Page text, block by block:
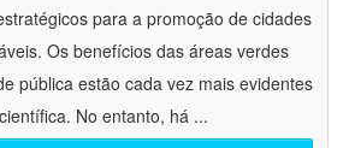
para a promoção de cidades
Os benefícios das áreas verdes
pública estão cada vez mais evidentes
No entanto, há ...